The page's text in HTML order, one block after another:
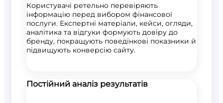
Користувачі ретельно перевіряють
інформацію перед вибором фінансової
послуги. Експертні матеріали, кейси, огляди,
аналітика та відгуки формують довіру до
бренду, покращують поведінкові показники й
підвищують конверсію сайту.
Постійний аналіз результатів